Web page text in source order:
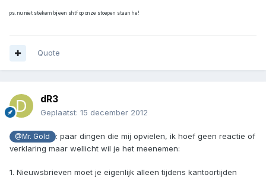
ps. nu niet stiekem bij een shtf op onze stoepen staan he!
Quote
dR3
Geplaatst: 15 december 2012
@Mr. Gold
: paar dingen die mij opvielen, ik hoef geen reactie of
verklaring maar wellicht wil je het meenemen:
1. Nieuwsbrieven moet je eigenlijk alleen tijdens kantoortijden